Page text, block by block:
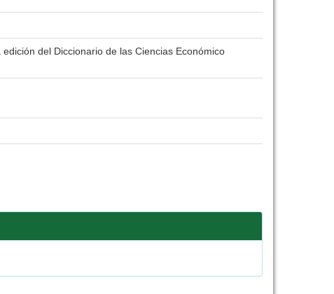
del Diccionario de las Ciencias Económico